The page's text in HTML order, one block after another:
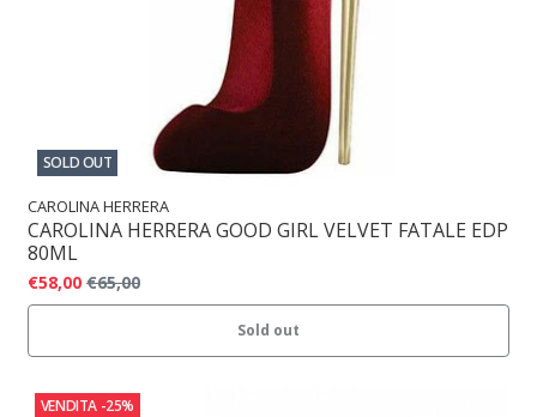
SOLD OUT
CAROLINA HERRERA
CAROLINA HERRERA GOOD GIRL VELVET FATALE EDP
80ML
€58,00 €65,00
Sold out
VENDITA -25%